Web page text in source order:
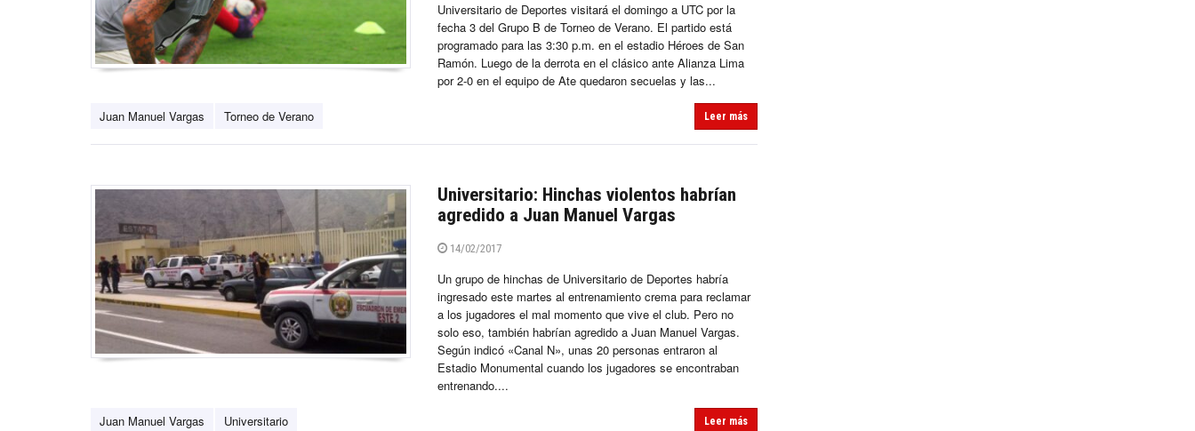
Universitario de Deportes visitará el domingo a UTC por la
fecha 3 del Grupo B de Torneo de Verano. El partido está
programado para las 3:30 p.m. en el estadio Héroes de San
Ramón. Luego de la derrota en el clásico ante Alianza Lima
por 2-0 en el equipo de Ate quedaron secuelas y las...
Juan Manuel Vargas Torneo de Verano Leer más
Universitario: Hinchas violentos habrían
agredido a Juan Manuel Vargas
14/02/2017
Un grupo de hinchas de Universitario de Deportes habría
ingresado este martes al entrenamiento crema para reclamar
a los jugadores el mal momento que vive el club. Pero no
solo eso, también habrían agredido a Juan Manuel Vargas.
Según indicó «Canal N», unas 20 personas entraron al
Estadio Monumental cuando los jugadores se encontraban
entrenando....
Juan Manuel Vargas Universitario Leer más